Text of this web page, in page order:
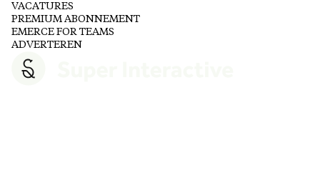
VACATURES
PREMIUM ABONNEMENT
EMERCE FOR TEAMS
ADVERTEREN